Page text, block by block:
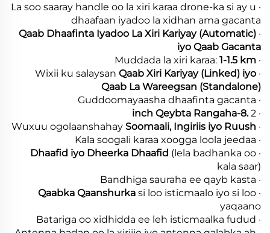
· La soo saaray handle oo la xiri karaa drone-ka si ay u
dhaafaan iyadoo la xidhan ama gacanta
·
Qaab Dhaafinta Iyadoo La Xiri Kariyay (Automatic)
iyo Qaab Gacanta
· Muddada la xiri karaa:
1-1.5 km
· Wixii ku salaysan
Qaab Xiri Kariyay (Linked) iyo
Qaab La Wareegsan (Standalone)
· Guddoomayaasha dhaafinta gacanta
· 2
.8-inch Qeybta Rangaha
· Wuxuu ogolaanshahay
Soomaali, Ingiriis iyo Ruush
· Kala soogali karaa xoogga loola jeedaa
·
Dhaafid iyo Dheerka Dhaafid (lela badhanka oo
kala saar)
· Bandhiga sauraha ee qayb kasta
·
Qaabka Qaanshurka si loo isticmaalo iyo si loo
yaqaano
· Batariga oo xidhidda ee leh isticmaalka fudud